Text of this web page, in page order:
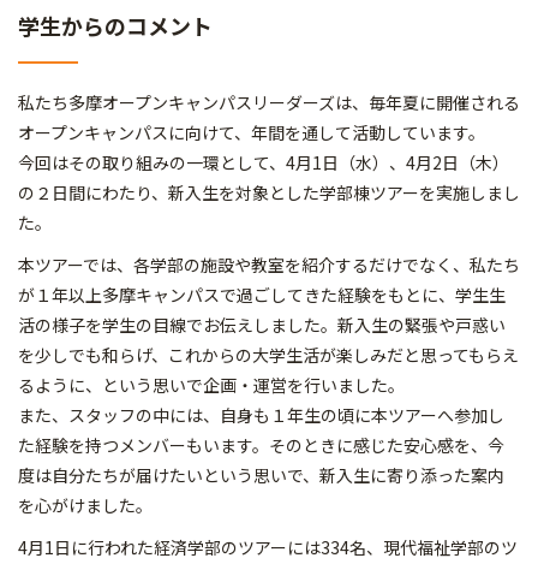
学生からのコメント
私たち多摩オープンキャンパスリーダーズは、毎年夏に開催される
オープンキャンパスに向けて、年間を通して活動しています。
今回はその取り組みの一環として、4月1日（水）、4月2日（木）
の２日間にわたり、新入生を対象とした学部棟ツアーを実施しまし
た。
本ツアーでは、各学部の施設や教室を紹介するだけでなく、私たち
が１年以上多摩キャンパスで過ごしてきた経験をもとに、学生生
活の様子を学生の目線でお伝えしました。新入生の緊張や戸惑い
を少しでも和らげ、これからの大学生活が楽しみだと思ってもらえ
るように、という思いで企画・運営を行いました。
また、スタッフの中には、自身も１年生の頃に本ツアーへ参加し
た経験を持つメンバーもいます。そのときに感じた安心感を、今
度は自分たちが届けたいという思いで、新入生に寄り添った案内
を心がけました。
4月1日に行われた経済学部のツアーには334名、現代福祉学部のツ